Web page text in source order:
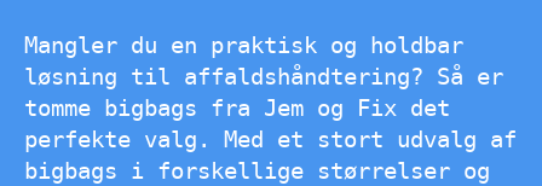
Mangler du en praktisk og holdbar
løsning til affaldshåndtering? Så er
tomme bigbags fra Jem og Fix det
perfekte valg. Med et stort udvalg af
bigbags i forskellige størrelser og